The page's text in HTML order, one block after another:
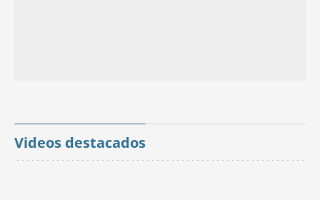
Videos destacados